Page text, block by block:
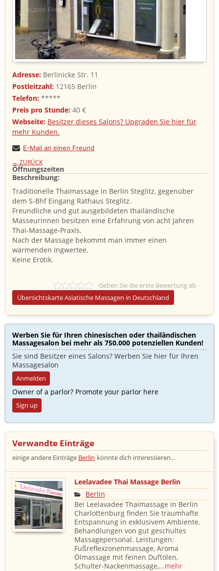
Adresse: Berlinicke Str. 11
Postleitzahl: 12165 Berlin
Telefon: *****
Preis pro Stunde: 40 €
Webseite: Besitzer dieses Salons? Upgraden Sie hier für
mehr Kunden.
E-Mail an einen Freund
← ZURÜCK
Öffnungszeiten
Beschreibung: ​
Traditionelle Thaimassage in Berlin Steglitz, gegenüber
dem S-Bhf Eingang Rathaus Steglitz.
Freundliche und gut ausgebildeten thailändische
Masseurinnen besitzen eine Erfahrung von acht Jahren
Thai-Massage-Praxis.
Nach der Massage bekommt man immer einen
wärmenden Ingwertee.
Keine Erotik.
Geben Sie die erste Bewertung ab
Übersichtskarte Asiatische Massagen in Deutschland
Werben Sie für Ihren chinesischen oder thailändischen
Massagesalon bei mehr als 750.000 potenziellen Kunden!​
Sie sind Besitzer eines Salons? Werben Sie hier für Ihren
Massagesalon
Anmelden
Owner of a parlor? Promote your parlor here
Sign up
Verwandte Einträge ​
einige andere Einträge Berlin könnte dich interessieren...
Leelavadee Thai Massage Berlin
Berlin
Bei Leelavadee Thaimassage in Berlin
Charlottenburg finden Sie traumhafte
Entspannung in exklusivem Ambiente.
Behandlungen von gut geschultes
Massagepersonal. Leistungen:
Fußreflexzonenmassage, Aroma
Ölmassage mit feinen Duftölen,
Schulter-Nackenmassage,...mehr